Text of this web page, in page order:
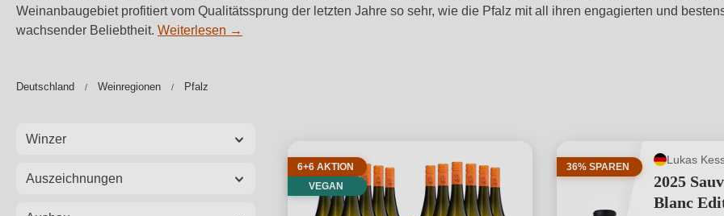
Weinanbaugebiet profitiert vom Qualitätssprung der letzten Jahre so sehr, wie die Pfalz mit all ihren engagierten und
wachsender Beliebtheit. Weiterlesen →
Deutschland Weinregionen Pfalz
Winzer
Auszeichnungen
6+6 AKTION
VEGAN
36% SPAREN
Lukas
2025
Blanc